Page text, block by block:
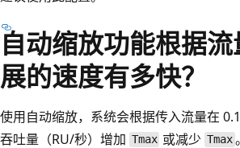
自动缩放功能根据
展的速度有多快？
使用自动缩放，系统会根据传入流量在
吞吐量（RU/秒）增加 Tmax 或减少Tmax